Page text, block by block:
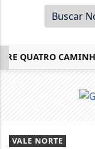
VALE NORTE